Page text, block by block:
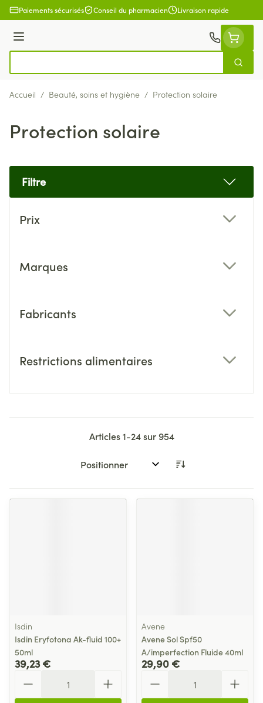
Aller au contenu
Paiements sécurisés Conseil du pharmacien Livraison rapide
Menu
Accueil / Beauté, soins et hygiène / Protection solaire
Protection solaire
Filtre
Prix
Marques
Fabricants
Restrictions alimentaires
Articles1-24sur954
Trier par:
Isdin
Isdin Eryfotona Ak-fluid 100+
50ml
39,23 €
Avene
Avene Sol Spf50
A/imperfection Fluide 40ml
29,90 €